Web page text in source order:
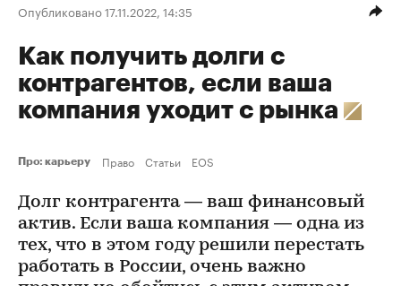
Опубликовано 17.11.2022, 14:35
Как получить долги с
контрагентов, если ваша
компания уходит с рынка
Про: карьеру Право Статьи EOS
Долг контрагента — ваш финансовый
актив. Если ваша компания — одна из
тех, что в этом году решили перестать
работать в России, очень важно